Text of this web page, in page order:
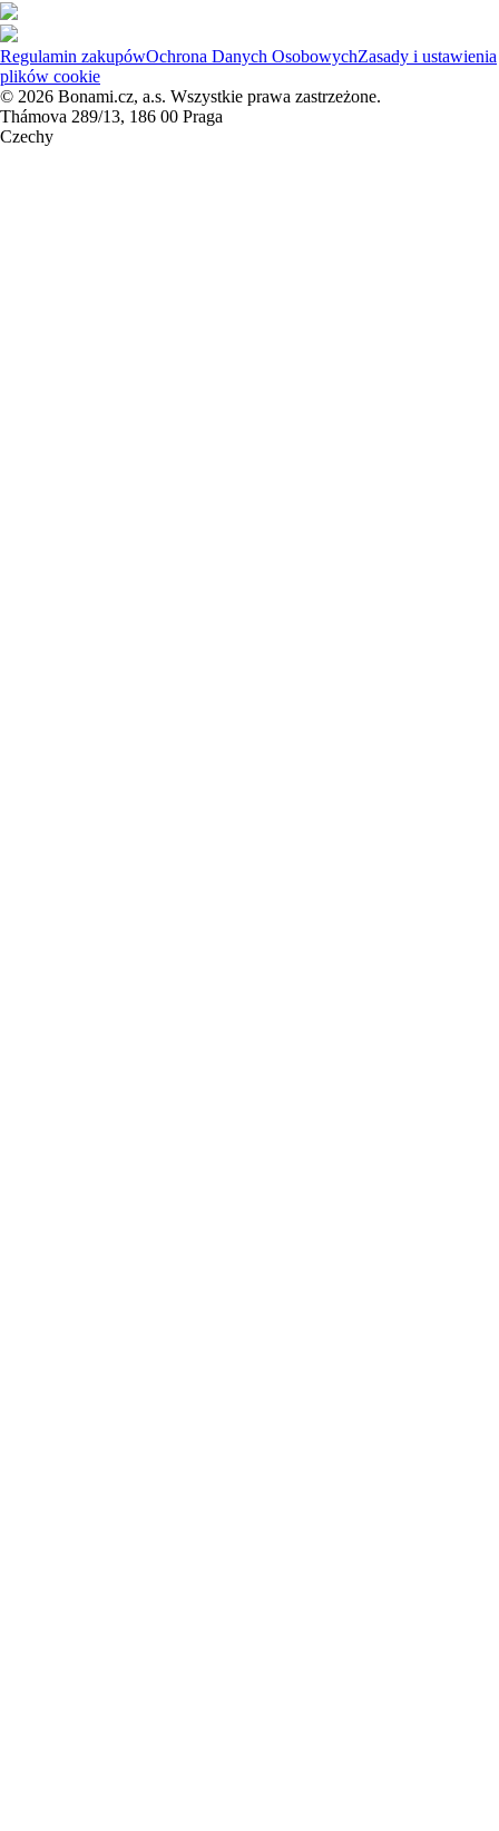
Regulamin zakupówOchrona Danych OsobowychZasady i ustawienia
plików cookie
© 2026 Bonami.cz, a.s. Wszystkie prawa zastrzeżone.
Thámova 289/13, 186 00 Praga
Czechy